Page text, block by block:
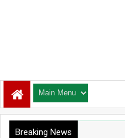
Breaking News